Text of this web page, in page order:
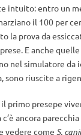
intuito: entro un
il 100 per
la prova da
E anche quelle
nel simulatore da
sono riuscite a
primo presepe
ancora
vedere come S.